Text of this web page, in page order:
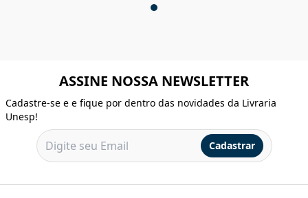
ASSINE NOSSA NEWSLETTER
Cadastre-se e e fique por dentro das novidades da Livraria
Unesp!
Cadastrar